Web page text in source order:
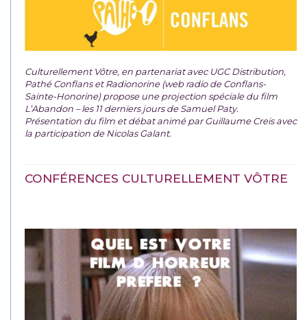
Culturellement Vôtre, en partenariat avec UGC Distribution,
Pathé Conflans et Radionorine (web radio de Conflans-
Sainte-Honorine) propose une projection spéciale du film
L’Abandon – les 11 derniers jours de Samuel Paty.
Présentation du film et débat animé par Guillaume Creis avec
la participation de Nicolas Galant.
CONFÉRENCES CULTURELLEMENT VÔTRE